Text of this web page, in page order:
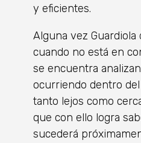
y eficientes.
Alguna vez Guardiola
cuando no está en
se encuentra
ocurriendo dentro
tanto lejos como
que con ello logra
sucederá